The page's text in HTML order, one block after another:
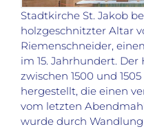
Stadtkirche St. Jakob
holzgeschnitzter Altar
Riemenschneider,
im 15. Jahrhundert.
zwischen 1500 und
hergestellt, die einen
vom letzten
wurde durch Wandlung